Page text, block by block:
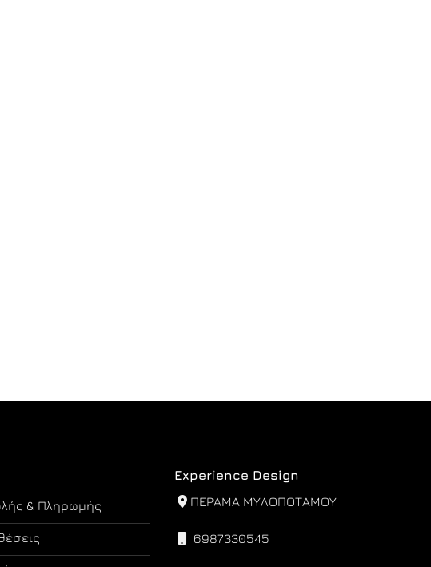
& Πληρωμής
Experience Design
ΠΕΡΑΜΑ ΜΥΛΟΠΟΤΑΜΟΥ
6987330545